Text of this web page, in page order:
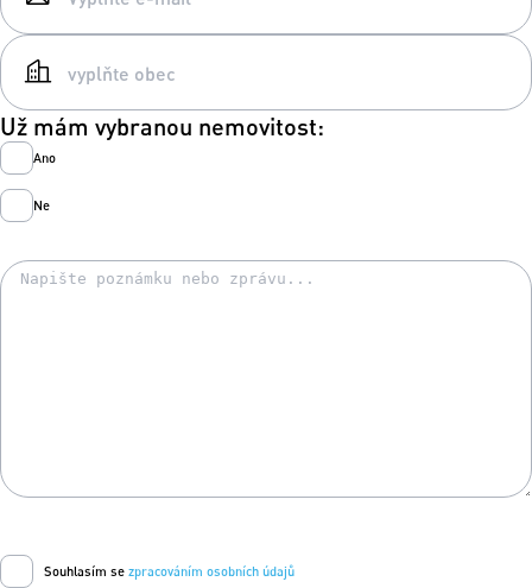
Už mám vybranou nemovitost:
Ano
Ne
Souhlasím se zpracováním osobních údajů